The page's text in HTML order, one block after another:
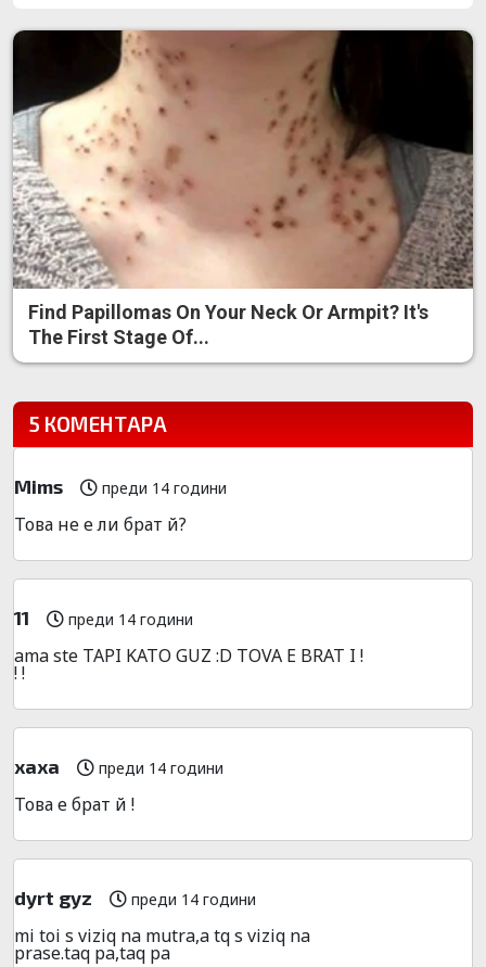
Find Papillomas On Your Neck Or Armpit? It's
The First Stage Of...
5 КОМЕНТАРА
Mims преди 14 години
Това не е ли брат й?
11 преди 14 години
ama ste TAPI KATO GUZ :D TOVA E BRAT I !
! !
xaxa преди 14 години
Това е брат й !
dyrt gyz преди 14 години
mi toi s viziq na mutra,a tq s viziq na
prase.taq pa,taq pa